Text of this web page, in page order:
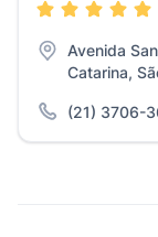
Avenida
Catarina,
(21) 3706-